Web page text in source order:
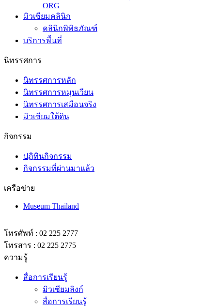
ORG
มิวเซียมคลินิก
คลินิกพิพิธภัณฑ์
บริการพื้นที่
นิทรรศการ
นิทรรศการหลัก
นิทรรศการหมุนเวียน
นิทรรศการเสมือนจริง
มิวเซียมใต้ดิน
กิจกรรม
ปฏิทินกิจกรรม
กิจกรรมที่ผ่านมาแล้ว
เครือข่าย
Museum Thailand
โทรศัพท์ : 02 225 2777
โทรสาร : 02 225 2775
ความรู้
สื่อการเรียนรู้
มิวเซียมลิงก์
สื่อการเรียนรู้